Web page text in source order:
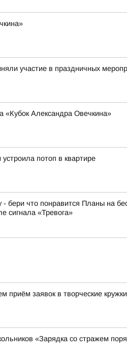
участие в праздничных
«Кубок Александра Овечкина»
потоп в квартире
что понравится Планы на
сигнала «Тревога»
заявок в творческие
«Зарядка со стражем